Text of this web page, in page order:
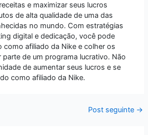
e maximizar seus lucros
de alta qualidade de uma das
no mundo. Com estratégias
digital e dedicação, você pode
como afiliado da Nike e colher os
de um programa lucrativo. Não
de aumentar seus lucros e se
como afiliado da Nike.
Post seguinte →